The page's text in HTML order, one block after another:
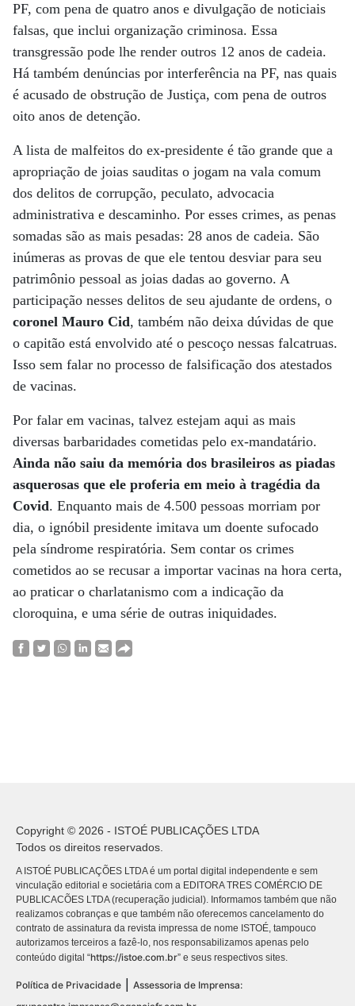
PF, com pena de quatro anos e divulgação de noticiais
falsas, que inclui organização criminosa. Essa
transgressão pode lhe render outros 12 anos de cadeia.
Há também denúncias por interferência na PF, nas quais
é acusado de obstrução de Justiça, com pena de outros
oito anos de detenção.
A lista de malfeitos do ex-presidente é tão grande que a
apropriação de joias sauditas o jogam na vala comum
dos delitos de corrupção, peculato, advocacia
administrativa e descaminho. Por esses crimes, as penas
somadas são as mais pesadas: 28 anos de cadeia. São
inúmeras as provas de que ele tentou desviar para seu
patrimônio pessoal as joias dadas ao governo. A
participação nesses delitos de seu ajudante de ordens, o
coronel Mauro Cid, também não deixa dúvidas de que
o capitão está envolvido até o pescoço nessas falcatruas.
Isso sem falar no processo de falsificação dos atestados
de vacinas.
Por falar em vacinas, talvez estejam aqui as mais
diversas barbaridades cometidas pelo ex-mandatário.
Ainda não saiu da memória dos brasileiros as piadas
asquerosas que ele proferia em meio à tragédia da
Covid. Enquanto mais de 4.500 pessoas morriam por
dia, o ignóbil presidente imitava um doente sufocado
pela síndrome respiratória. Sem contar os crimes
cometidos ao se recusar a importar vacinas na hora certa,
ao praticar o charlatanismo com a indicação da
cloroquina, e uma série de outras iniquidades.
Copyright © 2026 - ISTOÉ PUBLICAÇÕES LTDA
Todos os direitos reservados.
A ISTOÉ PUBLICAÇÕES LTDA é um portal digital independente e sem
vinculação editorial e societária com a EDITORA TRES COMÉRCIO DE
PUBLICACÕES LTDA (recuperação judicial). Informamos também que não
realizamos cobranças e que também não oferecemos cancelamento do
contrato de assinatura da revista impressa de nome ISTOÉ, tampouco
autorizamos terceiros a fazê-lo, nos responsabilizamos apenas pelo
conteúdo digital “https://istoe.com.br” e seus respectivos sites.
Política de Privacidade
Assessoria de Imprensa: